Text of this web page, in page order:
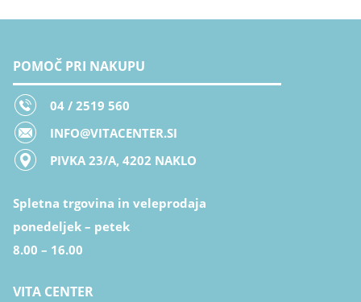
POMOČ PRI NAKUPU
04 / 2519 560
INFO@VITACENTER.SI
PIVKA 23/A, 4202 NAKLO
Spletna trgovina in veleprodaja
ponedeljek – petek
8.00 – 16.00
VITA CENTER